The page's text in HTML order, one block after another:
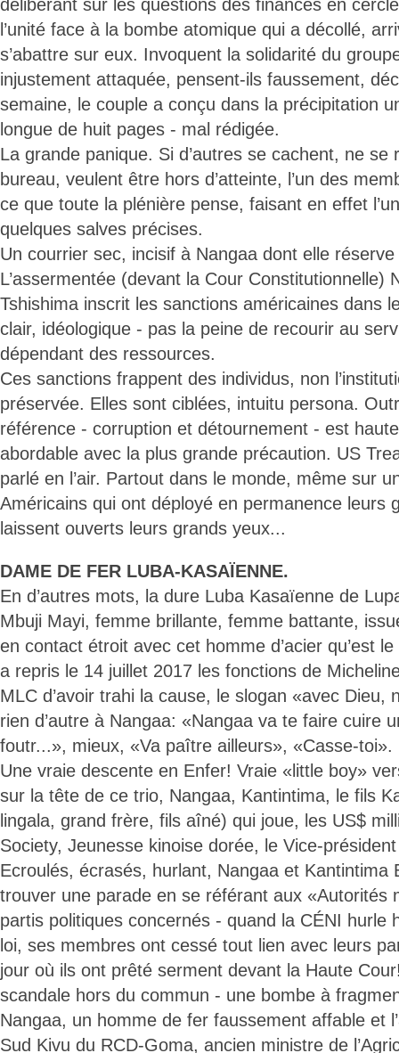
délibérant sur les questions des finances en
l’unité face à la bombe atomique qui a décollé,
s’abattre sur eux. Invoquent la solidarité du
injustement attaquée, pensent-ils faussement,
semaine, le couple a conçu dans la précipitation
longue de huit pages - mal rédigée.
La grande panique. Si d’autres se cachent, ne se
bureau, veulent être hors d’atteinte, l’un des
ce que toute la plénière pense, faisant en effet
quelques salves précises.
Un courrier sec, incisif à Nangaa dont elle
L’assermentée (devant la Cour Constitutionnelle)
Tshishima inscrit les sanctions américaines dans
clair, idéologique - pas la peine de recourir au
dépendant des ressources.
Ces sanctions frappent des individus, non
préservée. Elles sont ciblées, intuitu persona.
référence - corruption et détournement - est
abordable avec la plus grande précaution. US
parlé en l’air. Partout dans le monde, même sur
Américains qui ont déployé en permanence leurs
laissent ouverts leurs grands yeux...
DAME DE FER LUBA-KASAÏENNE.
En d’autres mots, la dure Luba Kasaïenne de
Mbuji Mayi, femme brillante, femme battante,
en contact étroit avec cet homme d’acier qu’est
a repris le 14 juillet 2017 les fonctions de
MLC d’avoir trahi la cause, le slogan «avec Dieu,
rien d’autre à Nangaa: «Nangaa va te faire cuire
foutr...», mieux, «Va paître ailleurs», «Casse-toi».
Une vraie descente en Enfer! Vraie «little boy»
sur la tête de ce trio, Nangaa, Kantintima, le fils
lingala, grand frère, fils aîné) qui joue, les US$
Society, Jeunesse kinoise dorée, le Vice-
Ecroulés, écrasés, hurlant, Nangaa et Kantintima
trouver une parade en se référant aux «Autorités
partis politiques concernés - quand la CÉNI hurle
loi, ses membres ont cessé tout lien avec leurs
jour où ils ont prêté serment devant la Haute
scandale hors du commun - une bombe à
Nangaa, un homme de fer faussement affable et
Sud Kivu du RCD-Goma, ancien ministre de